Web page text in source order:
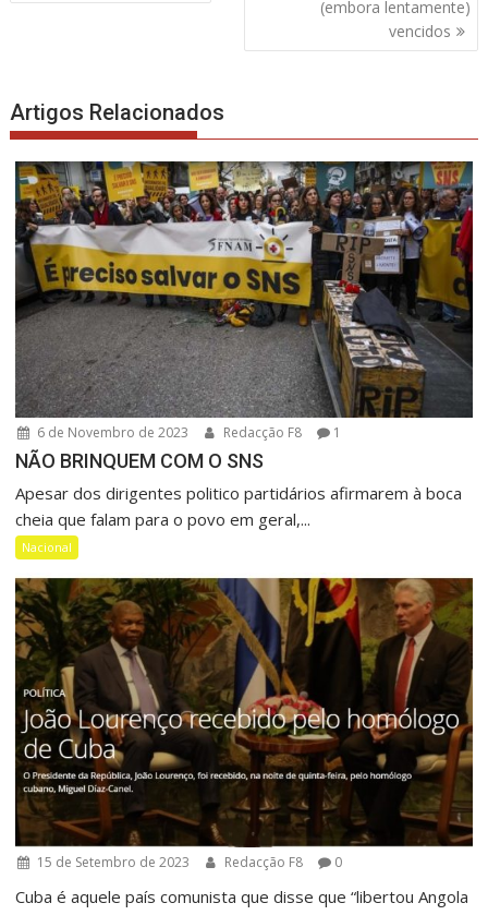
(embora lentamente)
vencidos
Artigos Relacionados
6 de Novembro de 2023 Redacção F8 1
NÃO BRINQUEM COM O SNS
Apesar dos dirigentes politico partidários afirmarem à boca
cheia que falam para o povo em geral,...
Nacional
15 de Setembro de 2023 Redacção F8 0
Cuba é aquele país comunista que disse que “libertou Angola